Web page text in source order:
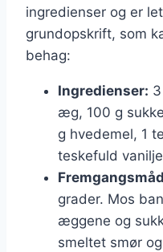
ingredienser og er
grundopskrift, som
behag:
Ingredienser:
æg, 100 g
g hvedemel, 1
teskefuld
grader. Mos
æggene og
smeltet smør